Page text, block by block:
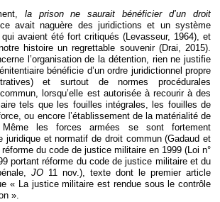
la prison ne saurait bénéficier d’un droit
avait naguère des juridictions et un système
qui avaient été fort critiqués (Levasseur, 1964), et
histoire un regrettable souvenir (Drai, 2015).
l’organisation de la détention, rien ne justifie
bénéficie d’un ordre juridictionnel propre
et surtout de normes procédurales
lorsqu’elle est autorisée à recourir à des
tels que les fouilles intégrales, les fouilles de
ou encore l’établissement de la matérialité de
Même les forces armées se sont fortement
juridique et normatif de droit commun (Gadaud et
du code de justice militaire en 1999 (Loi n°
portant réforme du code de justice militaire et du
JO 11 nov.), texte dont le premier article
« La justice militaire est rendue sous le contrôle
».